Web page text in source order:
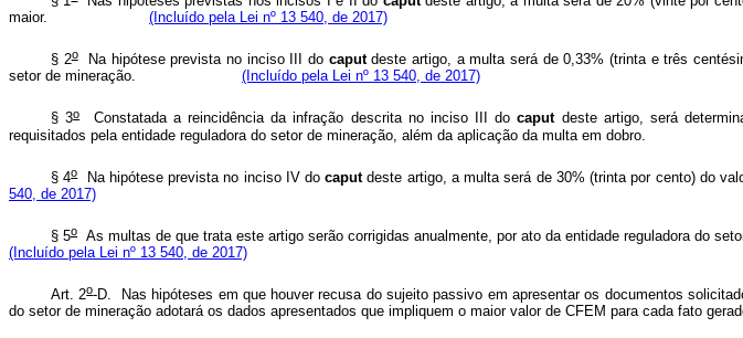
maior. (Incluído pela Lei nº 13 540, de 2017)
§ 2oNa hipótese prevista no inciso III do caputdeste artigo, a multa será de 0,33% (trinta e três
setor de mineração. (Incluído pela Lei nº 13 540, de 2017)
§ 3oConstatada a reincidência da infração descrita no inciso III docaputdeste artigo, será
requisitados pela entidade reguladora do setor de mineração, além da aplicação da multa em dobro.
§ 4oNa hipótese prevista no inciso IV docaputdeste artigo, a multa será de 30% (trinta por cento)
540, de 2017)
§ 5o
As multas de que trata este artigo serão corrigidas anualmente, por ato da entidade reguladora
(Incluído pela Lei nº 13 540, de 2017)
Art. 2o-D. Nas hipóteses em que houver recusa do sujeito passivo em apresentar os documentos
do setor de mineração adotará os dados apresentados que impliquem o maior valor de CFEM para